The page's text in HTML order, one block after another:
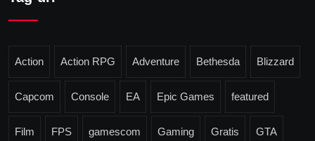
Action Action RPG Adventure Bethesda Blizzard
Capcom Console EA Epic Games featured
Film FPS gamescom Gaming Gratis GTA